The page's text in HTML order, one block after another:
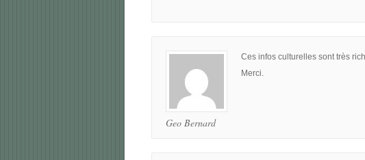
Geo Bernard
Ces infos culturelles sont très
Merci.